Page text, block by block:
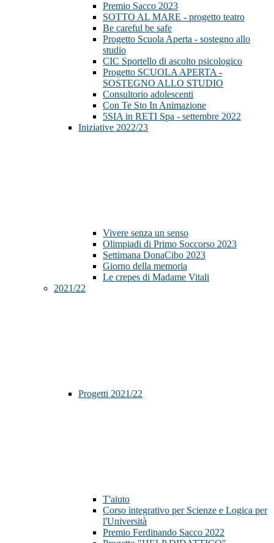
Premio Sacco 2023
SOTTO AL MARE - progetto teatro
Be careful be safe
Progetto Scuola Aperta - sostegno allo
studio
CIC Sportello di ascolto psicologico
Progetto SCUOLA APERTA -
SOSTEGNO ALLO STUDIO
Consultorio adolescenti
Con Te Sto In Animazione
5SIA in RETI Spa - settembre 2022
Iniziative 2022/23
Vivere senza un senso
Olimpiadi di Primo Soccorso 2023
Settimana DonaCibo 2023
Giorno della memoria
Le crepes di Madame Vitali
2021/22
Progetti 2021/22
T'aiuto
Corso integrativo per Scienze e Logica per
l'Università
Premio Ferdinando Sacco 2022